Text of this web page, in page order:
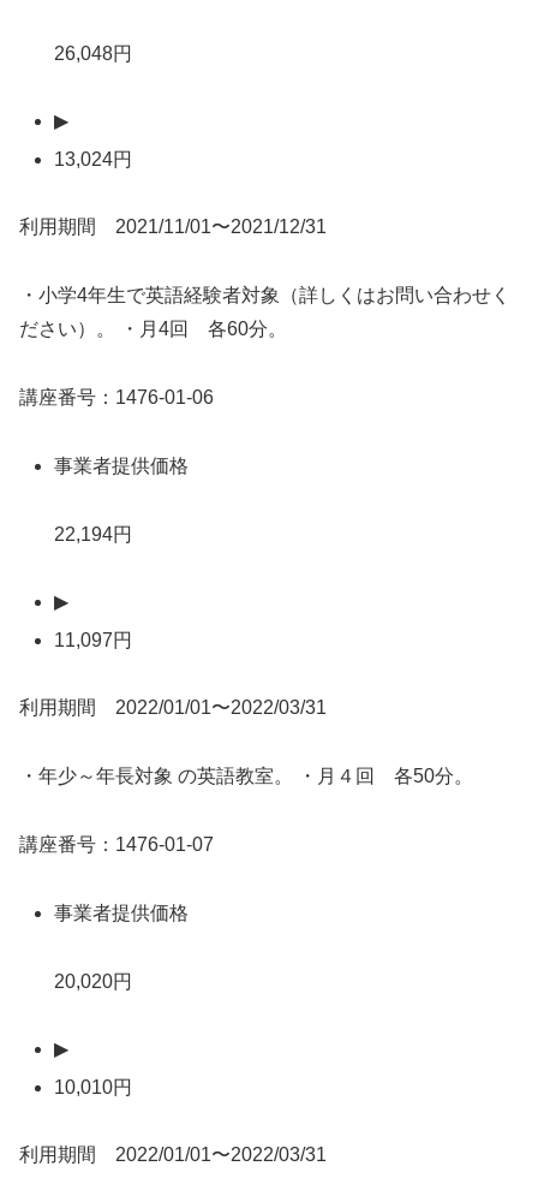
26,048円
▶
13,024円
利用期間 2021/11/01〜2021/12/31
・小学4年生で英語経験者対象（詳しくはお問い合わせく
ださい）。 ・月4回 各60分。
講座番号：1476-01-06
事業者提供価格
22,194円
▶
11,097円
利用期間 2022/01/01〜2022/03/31
・年少～年長対象 の英語教室。 ・月４回 各50分。
講座番号：1476-01-07
事業者提供価格
20,020円
▶
10,010円
利用期間 2022/01/01〜2022/03/31